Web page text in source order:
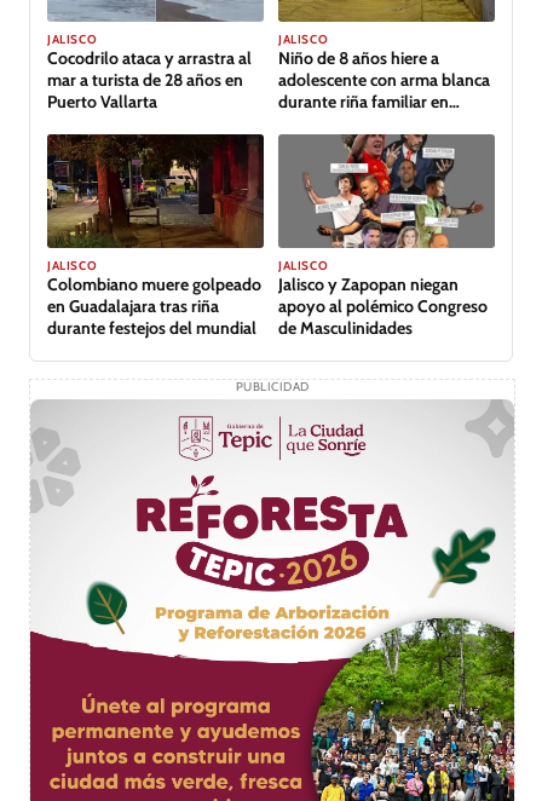
JALISCO
Cocodrilo ataca y arrastra al
mar a turista de 28 años en
Puerto Vallarta
JALISCO
Niño de 8 años hiere a
adolescente con arma blanca
durante riña familiar en
JALISCO
Colombiano muere golpeado
en Guadalajara tras riña
durante festejos del mundial
JALISCO
Jalisco y Zapopan niegan
apoyo al polémico Congreso
de Masculinidades
PUBLICIDAD